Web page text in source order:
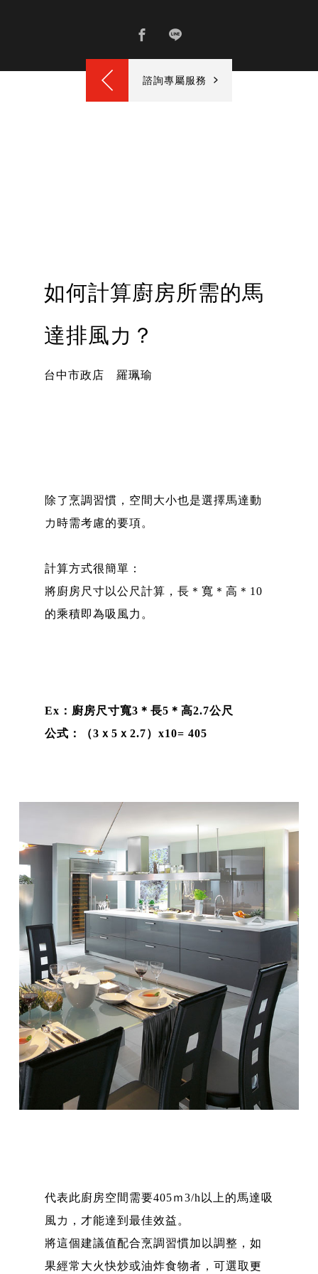
諮詢專屬服務
如何計算廚房所需的馬
達排風力？
台中市政店 羅珮瑜
除了烹調習慣，空間大小也是選擇馬達動
力時需考慮的要項。
計算方式很簡單：
將廚房尺寸以公尺計算，長＊寬＊高＊10
的乘積即為吸風力。
Ex：廚房尺寸寬3＊長5＊高2.7公尺
公式：（3ｘ5ｘ2.7）x10= 405
代表此廚房空間需要405ｍ3/h以上的馬達吸
風力，才能達到最佳效益。
將這個建議值配合烹調習慣加以調整，如
果經常大火快炒或油炸食物者，可選取更